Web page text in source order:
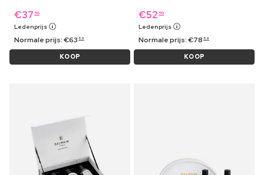
€37 59
Ledenprijs
Normale prijs:€63 69
KOOP
€52 59
Ledenprijs
Normale prijs:€78 69
KOOP